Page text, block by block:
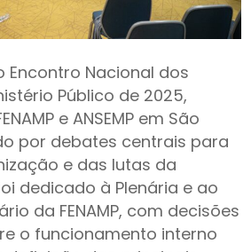
Encontro Nacional dos
Público de 2025,
e ANSEMP em São
por debates centrais para
e das lutas da
dedicado à Plenária e ao
da FENAMP, com decisões
o funcionamento interno